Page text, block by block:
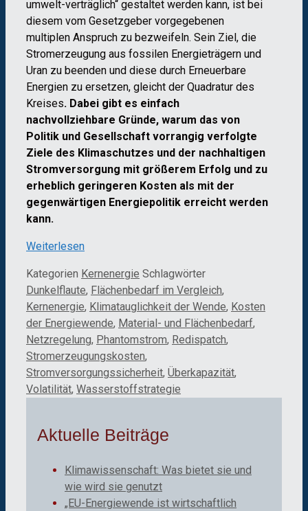
umwelt-verträglich“ gestaltet werden kann, ist bei
diesem vom Gesetzgeber vorgegebenen
multiplen Anspruch zu bezweifeln. Sein Ziel, die
Stromerzeugung aus fossilen Energieträgern und
Uran zu beenden und diese durch Erneuerbare
Energien zu ersetzen, gleicht der Quadratur des
Kreises. Dabei gibt es einfach
nachvollziehbare Gründe, warum das von
Politik und Gesellschaft vorrangig verfolgte
Ziele des Klimaschutzes und der nachhaltigen
Stromversorgung mit größerem Erfolg und zu
erheblich geringeren Kosten als mit der
gegenwärtigen Energiepolitik erreicht werden
kann.
Weiterlesen
Kategorien Kernenergie Schlagwörter
Dunkelflaute, Flächenbedarf im Vergleich,
Kernenergie, Klimatauglichkeit der Wende, Kosten
der Energiewende, Material- und Flächenbedarf,
Netzregelung, Phantomstrom, Redispatch,
Stromerzeugungskosten,
Stromversorgungssicherheit, Überkapazität,
Volatilität, Wasserstoffstrategie
Aktuelle Beiträge
Klimawissenschaft: Was bietet sie und
wie wird sie genutzt
„EU-Energiewende ist wirtschaftlich